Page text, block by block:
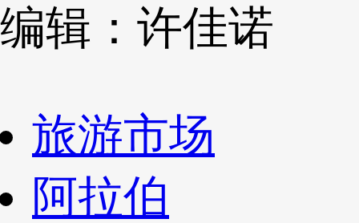
编辑：许佳诺
旅游市场
阿拉伯